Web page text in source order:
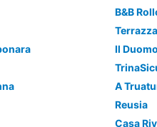
B&B
Il
A
Reusia
Casa